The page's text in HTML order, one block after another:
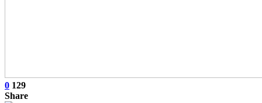
0 129
Share